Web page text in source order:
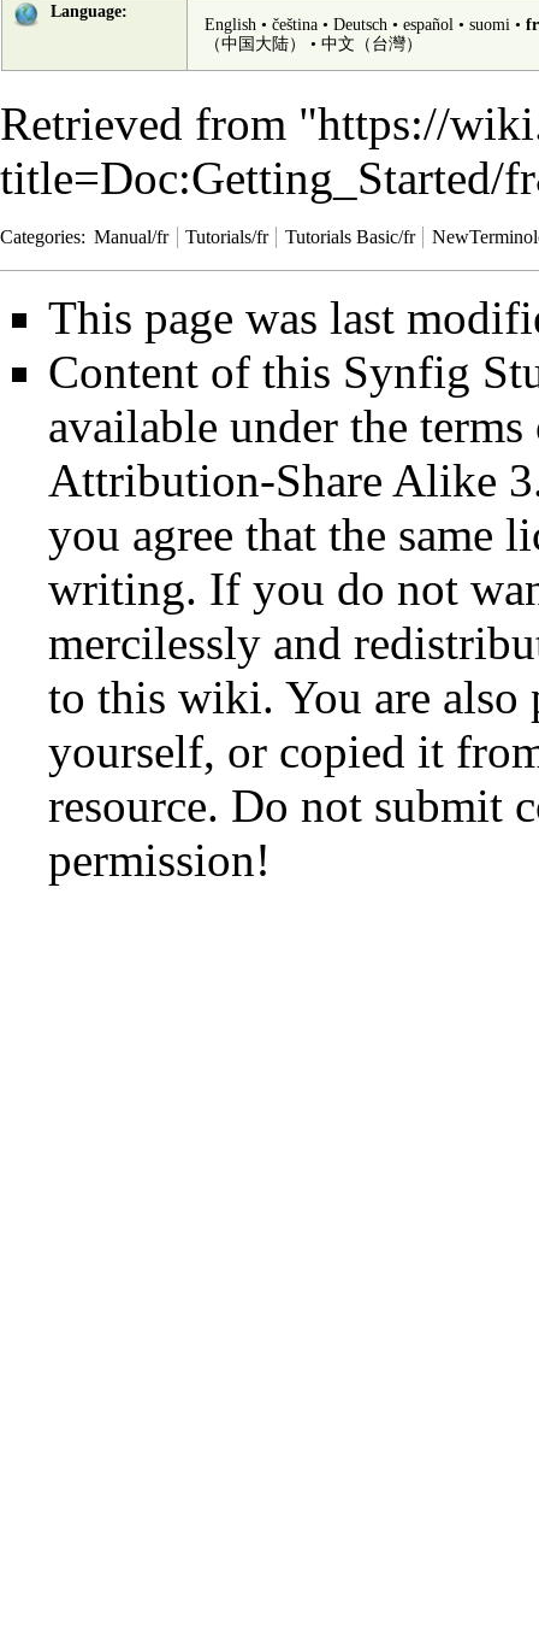
Language:
English• čeština• Deutsch• español• suomi•
（中国大陆）‎
• 中文（台灣）‎
Retrieved from "https://
title=Doc:Getting_Started/
Categories: Manual/fr Tutorials/fr Tutorials Basic/fr
This page was last
Content of this Synfig
available under the
Attribution-Share Alike
you agree that the same
writing. If you do not
mercilessly and
to this wiki. You are
yourself, or copied it
resource. Do not submit
permission!